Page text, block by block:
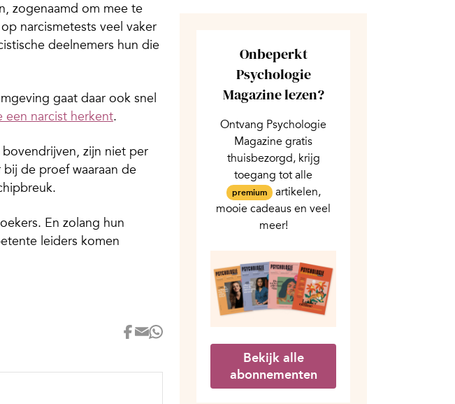
zogenaamd om mee te
narcismetests veel vaker
deelnemers hun die
gaat daar ook snel
een narcist herkent.
zijn niet per
de proef waaraan de
En zolang hun
leiders komen
Onbeperkt
Psychologie
Magazine lezen?
Ontvang Psychologie
Magazine gratis
thuisbezorgd, krijg
toegang tot alle
premium artikelen,
mooie cadeaus en veel
meer!
Bekijk alle
abonnementen